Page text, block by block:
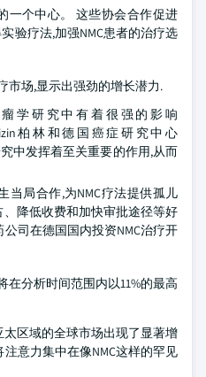
一个中心。 这些协会合作促进
验疗法,加强NMC患者的治疗选
市场,显示出强劲的增长潜力.
学研究中有着很强的影响
柏林和德国癌症研究中心
中发挥着至关重要的作用,从而
当局合作,为NMC疗法提供孤儿
降低收费和加快审批途径等好
司在德国国内投资NMC治疗开
在分析时间范围内以11%的最高
区域的全球市场出现了显著增
意力集中在像NMC这样的罕见